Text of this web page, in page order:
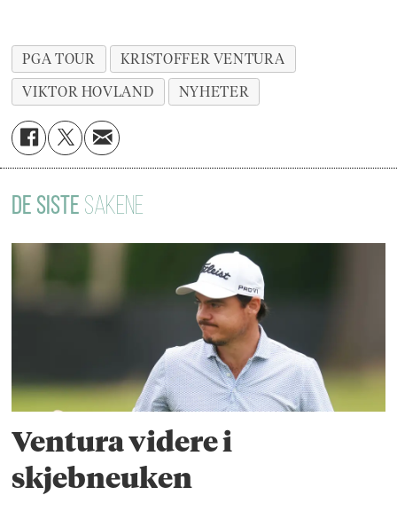
PGA TOUR
KRISTOFFER VENTURA
VIKTOR HOVLAND
NYHETER
DE SISTE SAKENE
Ventura videre i
skjebneuken